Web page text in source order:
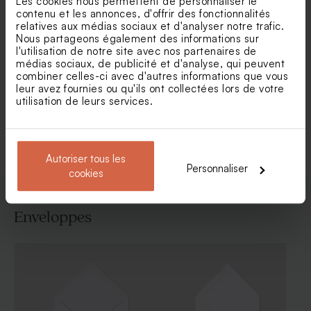
contenu et les annonces, d'offrir des fonctionnalités
relatives aux médias sociaux et d'analyser notre trafic.
Nous partageons également des informations sur
l'utilisation de notre site avec nos partenaires de
médias sociaux, de publicité et d'analyse, qui peuvent
combiner celles-ci avec d'autres informations que vous
leur avez fournies ou qu'ils ont collectées lors de votre
utilisation de leurs services.
Autoriser tous les
cookies
Personnaliser
Faire part communion citron
avec calque
Faire part communion carré
- illustration hirondelle
Voir toute la collection Faire-part
Enveloppes